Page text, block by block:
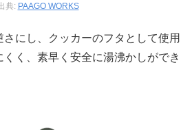
典: PAAGO WORKS
にし、クッカーのフタとして使用
く、素早く安全に湯沸かしができ